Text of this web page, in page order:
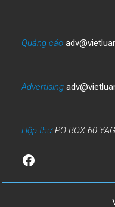
Quảng cáo
Advertising
Hộp thưPO BOX 60
Facebook